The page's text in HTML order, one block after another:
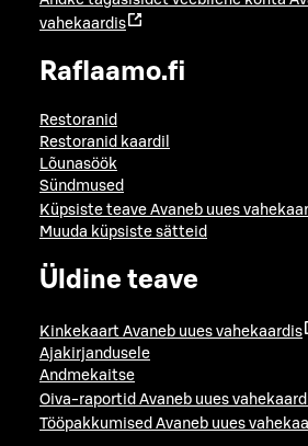
vahekaardis
Raflaamo.fi
Restoranid
Restoranid kaardil
Lõunasöök
Sündmused
Küpsiste teave Avaneb uues
Muuda küpsiste sätteid
Üldine teave
Kinkekaart Avaneb uues vahekaardis
Ajakirjandusele
Andmekaitse
Oiva-raportid Avaneb uues
Tööpakkumised Avaneb uues